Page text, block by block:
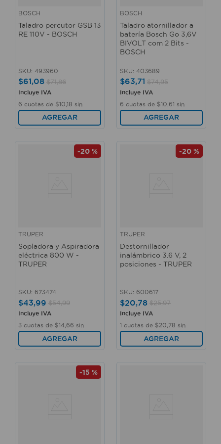
BOSCH
Taladro percutor GSB 13
RE 110V - BOSCH
SKU: 493960
$61,08 $71,86
Incluye IVA
6 cuotas de $10 18 sin
interés
AGREGAR
BOSCH
Taladro atornillador a
batería Bosch Go 3,6V
BIVOLT com 2 Bits -
BOSCH
SKU: 403689
$63,71 $74,95
Incluye IVA
6 cuotas de $10 61 sin
interés
AGREGAR
-20 %
TRUPER
Sopladora y Aspiradora
eléctrica 800 W -
TRUPER
SKU: 673474
$43,99 $54,99
Incluye IVA
3 cuotas de $14 66 sin
interés
AGREGAR
-20 %
TRUPER
Destornillador
inalámbrico 3.6 V, 2
posiciones - TRUPER
SKU: 600617
$20,78 $25,97
Incluye IVA
1 cuotas de $20 78 sin
interés
AGREGAR
-15 %